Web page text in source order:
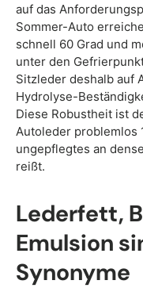
auf das
Sommer-Auto
schnell 60 Grad und
unter den
Sitzleder deshalb auf
Hydrolyse-
Diese Robustheit ist
Autoleder problemlos
ungepflegtes an
reißt.
Lederfett,
Emulsion
Synonyme